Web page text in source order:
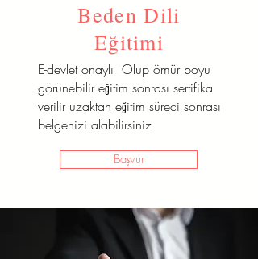
Beden Dili
Eğitimi
E-devlet onaylı Olup ömür boyu
görünebilir eğitim sonrası sertifika
verilir uzaktan eğitim süreci sonrası
belgenizi alabilirsiniz
Başvur